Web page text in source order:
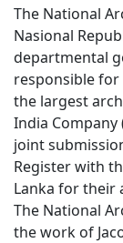
The National
Nasional
departmental
responsible
the largest
India Company
joint
Register with
Lanka for their
The National
the work of